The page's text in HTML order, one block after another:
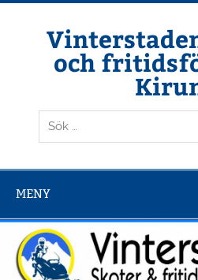
Hoppa
och
Din ljuslykta i vintermörkret
MENY